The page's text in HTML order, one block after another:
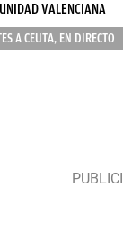
VALENCIANA
A CEUTA, EN DIRECTO